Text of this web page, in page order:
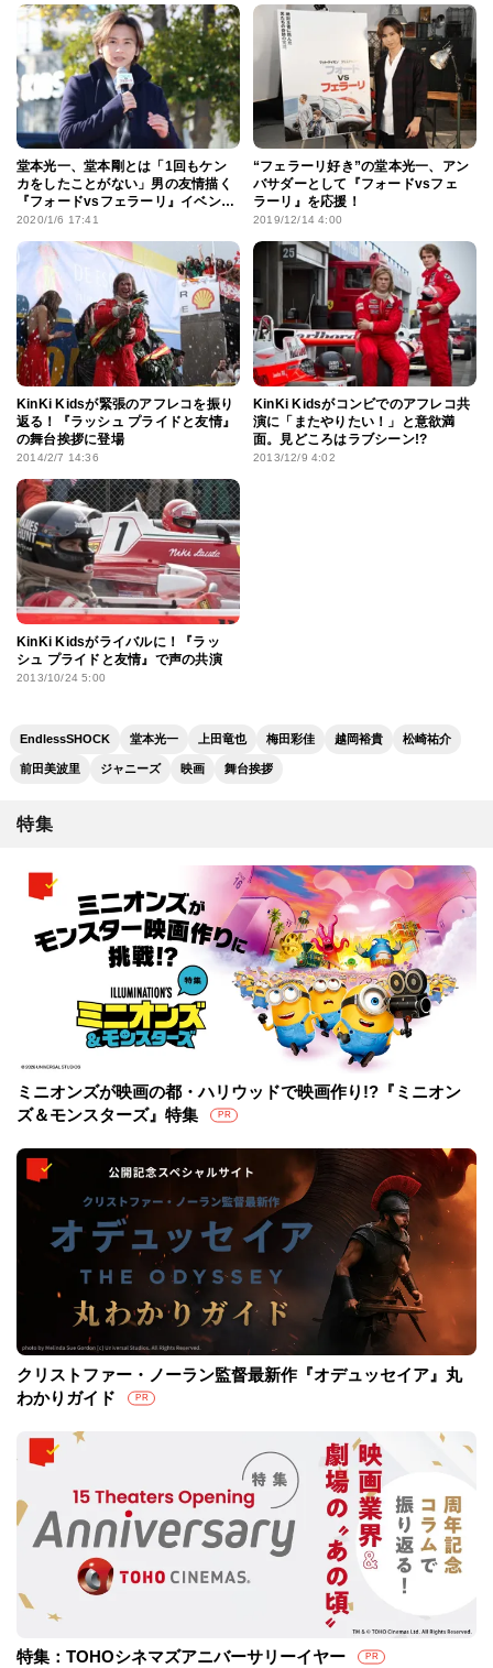
堂本光一、堂本剛とは「1回もケン
カをしたことがない」男の友情描く
『フォードvsフェラーリ』イベント
に登壇
2020/1/6 17:41
“フェラーリ好き”の堂本光一、アン
バサダーとして『フォードvsフェ
ラーリ』を応援！
2019/12/14 4:00
KinKi Kidsが緊張のアフレコを振り
返る！『ラッシュ プライドと友情』
の舞台挨拶に登場
2014/2/7 14:36
KinKi Kidsがコンビでのアフレコ共
演に「またやりたい！」と意欲満
面。見どころはラブシーン!?
2013/12/9 4:02
KinKi Kidsがライバルに！『ラッ
シュ プライドと友情』で声の共演
2013/10/24 5:00
EndlessSHOCK 堂本光一 上田⻯也 梅田彩佳 越岡裕貴 松崎祐介
前田美波里 ジャニーズ 映画 舞台挨拶
特集
ミニオンズが映画の都・ハリウッドで映画作り!?『ミニオン
ズ＆モンスターズ』特集
PR
クリストファー・ノーラン監督最新作『オデュッセイア』丸
わかりガイド
PR
特集：TOHOシネマズアニバーサリーイヤー PR